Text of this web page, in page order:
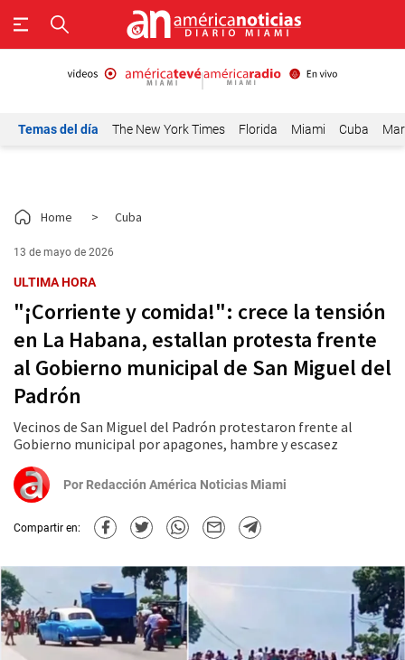
Temas del día The New York Times Florida Miami Cuba
Home > Cuba
13 de mayo de 2026
ULTIMA HORA
"¡Corriente y comida!": crece la tensión
en La Habana, estallan protesta frente
al Gobierno municipal de San Miguel del
Padrón
Vecinos de San Miguel del Padrón protestaron frente al
Gobierno municipal por apagones, hambre y escasez
Por Redacción América Noticias Miami
Compartir en: